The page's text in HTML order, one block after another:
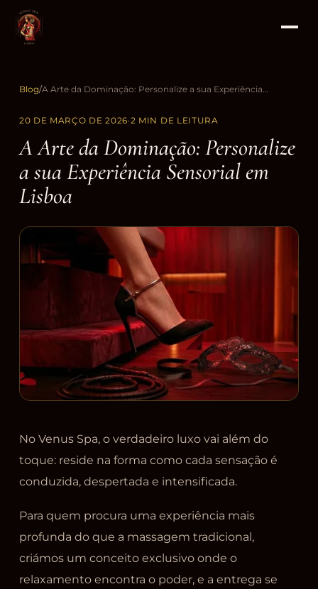
Blog/ A Arte da Dominação: Personalize a sua Experiência Sensorial em Lisboa
20 DE MARÇO DE 2026·2 MIN DE LEITURA
A Arte da Dominação: Personalize
a sua Experiência Sensorial em
Lisboa
No Venus Spa, o verdadeiro luxo vai além do
toque: reside na forma como cada sensação é
conduzida, despertada e intensificada.
Para quem procura uma experiência mais
profunda do que a massagem tradicional,
criámos um conceito exclusivo onde o
relaxamento encontra o poder, e a entrega se